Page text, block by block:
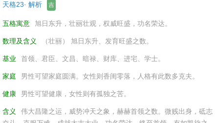
天格23· 解析 吉
五格寓意 旭日东升，壮丽壮观，权威旺盛，功名荣达。
数理及含义 （壮丽） 旭日东升、发育旺盛之数。
基业 首领、君臣、文昌、暗禄、财库、进宅、学士。
家庭 男性可望家庭圆满。女性则香闺零落，人格有此数多克夫。
健康 男性可望健康，女性则有孤独之苦。
含义
伟大昌隆之运，威势冲天之象，赫赫首领之数。微贱出身，砥志